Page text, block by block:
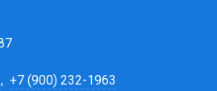
, +7 (900) 232-1963